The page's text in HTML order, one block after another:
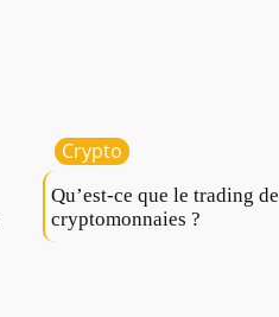
Crypto
Qu’est-ce que le trading de
cryptomonnaies ?